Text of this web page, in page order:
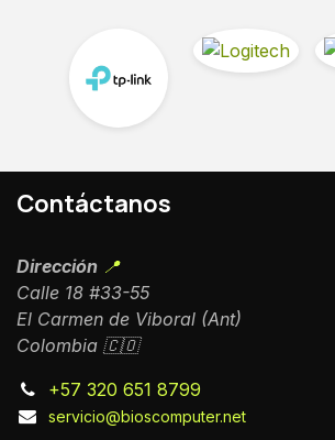
Contáctanos
Dirección 📍
Calle 18 #33-55
El Carmen de Viboral (Ant)
Colombia 🇨🇴
+57 320 651 8799
servicio@bioscomputer.net